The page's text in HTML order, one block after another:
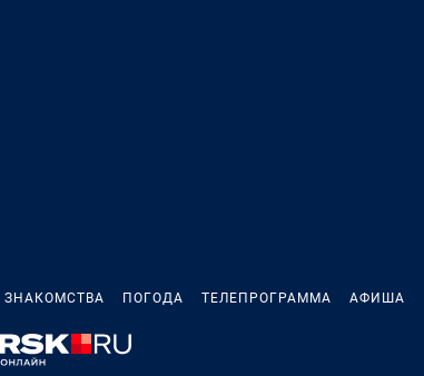
ЗНАКОМСТВА ПОГОДА ТЕЛЕПРОГРАММА АФИША